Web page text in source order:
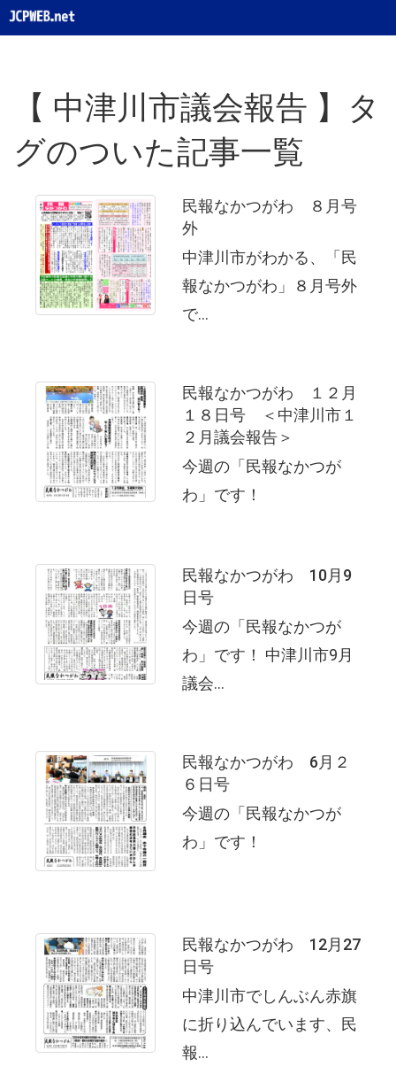
【 中津川市議会報告 】タ
グのついた記事一覧
民報なかつがわ ８月号
外
中津川市がわかる、「民
報なかつがわ」８月号外
で...
民報なかつがわ １２月
１８日号 ＜中津川市１
２月議会報告＞
今週の「民報なかつが
わ」です！
民報なかつがわ 10月9
日号
今週の「民報なかつが
わ」です！ 中津川市9月
議会...
民報なかつがわ 6月２
６日号
今週の「民報なかつが
わ」です！
民報なかつがわ 12月27
日号
中津川市でしんぶん赤旗
に折り込んでいます、民
報...